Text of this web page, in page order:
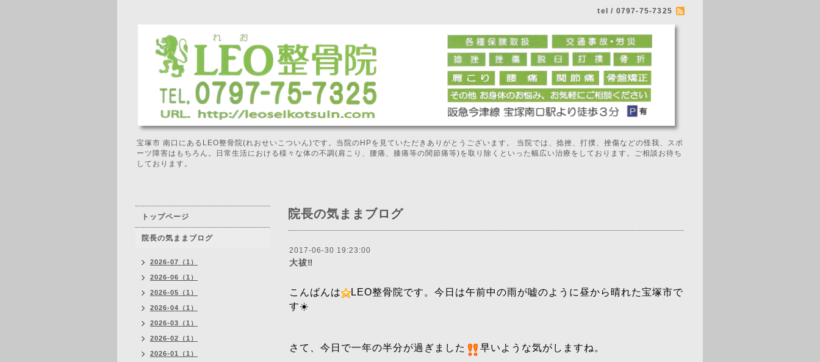
tel / 0797-75-7325
宝塚市 南口にあるLEO整骨院(れおせいこついん)です。当院のHPを見ていただきありがとうございます。 当院では、捻挫、打撲、挫傷などの怪我、スポ
ーツ障害はもちろん。日常生活における様々な体の不調(肩こり、腰痛、膝痛等の関節痛等)を取り除くといった幅広い治療をしております。ご相談お待ち
しております。
院長の気ままブログ
2017-06-30 19:23:00
大祓‼️
こんばんは
LEO整骨院です。今日は午前中の雨が嘘のように昼から晴れた宝塚市で
す☀️
さて、今日で一年の半分が過ぎました 早いような気がしますね。
トップページ
院長の気ままブログ
2026-07（1）
2026-06（1）
2026-05（1）
2026-04（1）
2026-03（1）
2026-02（1）
2026-01（1）